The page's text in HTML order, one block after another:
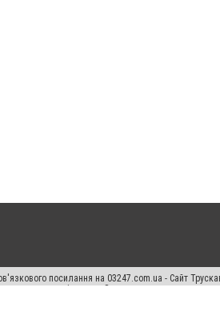
посилання на 03247.com.ua - Сайт
прав переслідується Законом.